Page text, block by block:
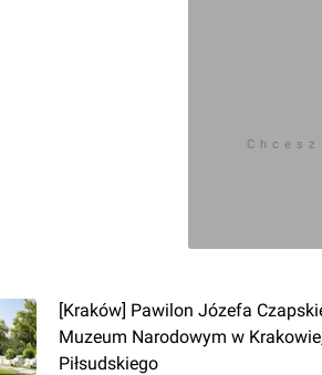
[Kraków] Pawilon Józefa
Muzeum Narodowym w
Piłsudskiego